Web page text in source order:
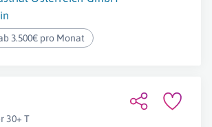
3.500€ pro Monat
30+ T